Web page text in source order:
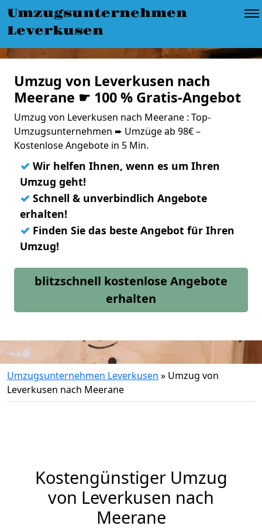
Umzugsunternehmen
Leverkusen
Umzug von Leverkusen nach
Meerane ☛ 100 % Gratis-Angebot
Umzug von Leverkusen nach Meerane : Top-
Umzugsunternehmen ➨ Umzüge ab 98€ –
Kostenlose Angebote in 5 Min.
✓ Wir helfen Ihnen, wenn es um Ihren
Umzug geht!
✓ Schnell & unverbindlich Angebote
erhalten!
✓ Finden Sie das beste Angebot für Ihren
Umzug!
blitzschnell kostenlose Angebote
erhalten
Umzugsunternehmen Leverkusen » Umzug von
Leverkusen nach Meerane
Kostengünstiger Umzug
von Leverkusen nach
Meerane